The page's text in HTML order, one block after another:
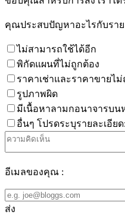
คุณประสบปัญหาอะไรกับรา
ไม่สามารถใช้ได้อีก
พิกัดแผนที่ไม่ถูกต้อง
ราคาเช่าและราคาขายไม่
รูปภาพผิด
มีเนื้อหาลามกอนาจารบน
อื่นๆ โปรดระบุรายละเอียด
อีเมลของคุณ :
ส่ง